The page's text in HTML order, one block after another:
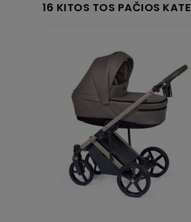
16 KITOS TOS PAČIOS